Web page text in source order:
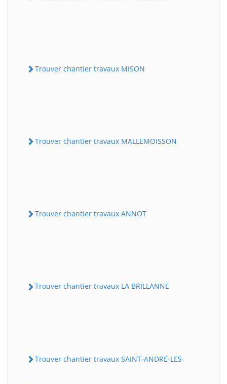
Trouver chantier travaux MISON
Trouver chantier travaux MALLEMOISSON
Trouver chantier travaux ANNOT
Trouver chantier travaux LA BRILLANNE
Trouver chantier travaux SAINT-ANDRE-LES-